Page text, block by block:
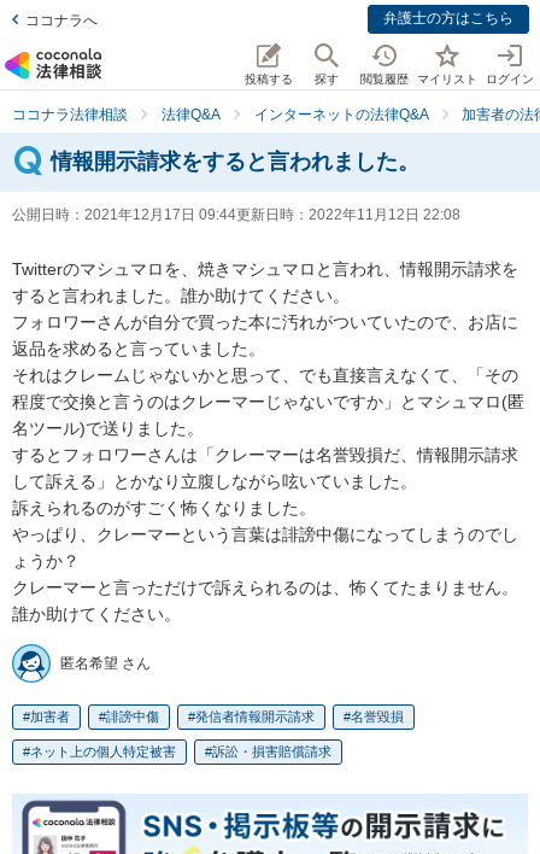
ココナラへ 弁護士の方はこちら
投稿する 探す 閲覧履歴 マイリスト ログイン
ココナラ法律相談 法律Q&A インターネットの法律Q&A 加害者の法
情報開示請求をすると言われました。
公開日時： 2021年12月17日 09:44更新日時： 2022年11月12日 22:08
Twitterのマシュマロを、焼きマシュマロと言われ、情報開示請求を
すると言われました。誰か助けてください。
フォロワーさんが自分で買った本に汚れがついていたので、お店に
返品を求めると言っていました。
それはクレームじゃないかと思って、でも直接言えなくて、「その
程度で交換と言うのはクレーマーじゃないですか」とマシュマロ(匿
名ツール)で送りました。
するとフォロワーさんは「クレーマーは名誉毀損だ、情報開示請求
して訴える」とかなり立腹しながら呟いていました。
訴えられるのがすごく怖くなりました。
やっぱり、クレーマーという言葉は誹謗中傷になってしまうのでし
ょうか？
クレーマーと言っただけで訴えられるのは、怖くてたまりません。
誰か助けてください。
匿名希望 さん
加害者 誹謗中傷 発信者情報開示請求 名誉毀損
ネット上の個人特定被害 訴訟・損害賠償請求